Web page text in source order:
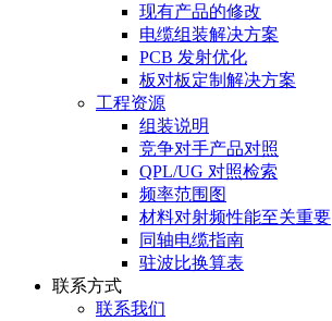
现有产品的修改
电缆组装解决方案
PCB 发射优化
板对板定制解决方案
工程资源
组装说明
竞争对手产品对照
QPL/UG 对照检索
频率范围图
材料对射频性能至关重要
同轴电缆指南
驻波比换算表
联系方式
联系我们